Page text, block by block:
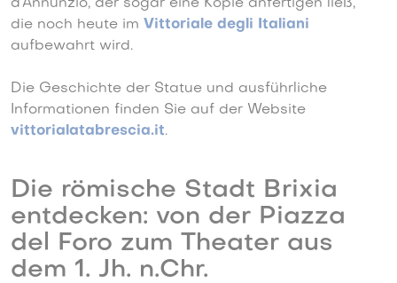
d’Annunzio, der sogar eine Kopie anfertigen ließ,
die noch heute im Vittoriale degli Italiani
aufbewahrt wird.
Die Geschichte der Statue und ausführliche
Informationen finden Sie auf der Website
vittorialatabrescia.it.
Die römische Stadt Brixia
entdecken: von der Piazza
del Foro zum Theater aus
dem 1. Jh. n.Chr.